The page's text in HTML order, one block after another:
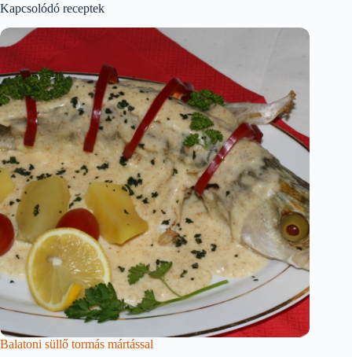
Kapcsolódó receptek
Balatoni süllő tormás mártással